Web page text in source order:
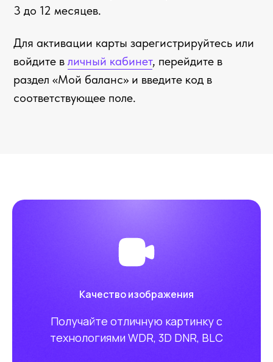
Качество изображения
Получайте отличную картинку с
технологиями WDR, 3D DNR, BLC